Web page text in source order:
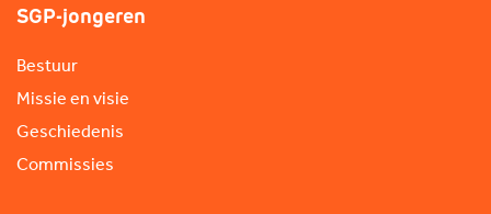
SGP-jongeren
Bestuur
Missie en visie
Geschiedenis
Commissies